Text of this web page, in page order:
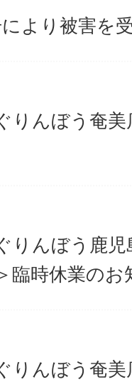
より被害を
りんぼう奄
りんぼう鹿
臨時休業のお
りんぼう奄